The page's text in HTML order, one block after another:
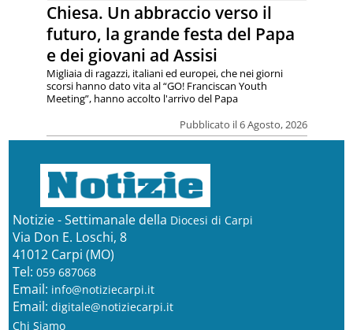
Chiesa. Un abbraccio verso il
futuro, la grande festa del Papa
e dei giovani ad Assisi
Pubblicato il 6 Agosto, 2026
Migliaia di ragazzi, italiani ed europei, che nei giorni
scorsi hanno dato vita al “GO! Franciscan Youth
Meeting”, hanno accolto l'arrivo del Papa
Notizie - Settimanale della Diocesi di Carpi
Via Don E. Loschi, 8
41012 Carpi (MO)
Tel: 059 687068
Email: info@notiziecarpi.it
Email: digitale@notiziecarpi.it
Chi Siamo